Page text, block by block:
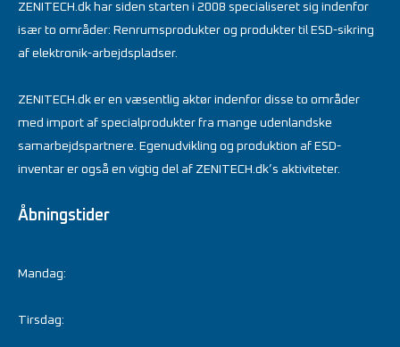
ZENITECH.dk har siden starten i 2008 specialiseret sig indenfor
især to områder: Renrumsprodukter og produkter til ESD-sikring
af elektronik-arbejdspladser.
ZENITECH.dk er en væsentlig aktør indenfor disse to områder
med import af specialprodukter fra mange udenlandske
samarbejdspartnere. Egenudvikling og produktion af ESD-
inventar er også en vigtig del af ZENITECH.dk’s aktiviteter.
Åbningstider
Mandag:
Tirsdag: